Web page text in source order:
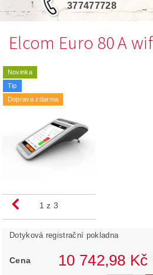
377477728
Elcom Euro 80 A
Novinka
Tip
Doprava zdarma
1 z 3
Dotyková registrační pokladna
Cena